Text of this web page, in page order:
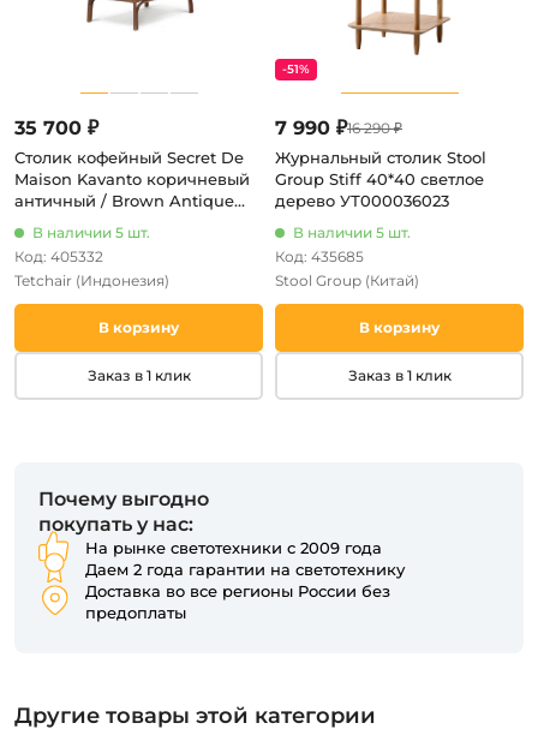
35 700 ₽
Столик кофейный Secret De
Maison Kavanto коричневый
античный / Brown Antique
В наличии 5 шт.
Код: 405332
Tetchair (Индонезия)
В корзину
Заказ в 1 клик
7 990 ₽16 290 ₽
-51%
Журнальный столик Stool
Group Stiff 40*40 светлое
дерево УТ000036023
В наличии 5 шт.
Код: 435685
Stool Group (Китай)
В корзину
Заказ в 1 клик
Почему выгодно
покупать у нас:
На рынке светотехники с 2009 года
Даем 2 года гарантии на светотехнику
Доставка во все регионы России без
предоплаты
Другие товары этой категории